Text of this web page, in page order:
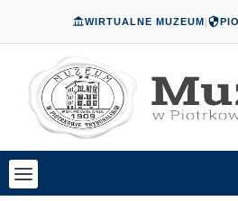
WIRTUALNE MUZEUM|